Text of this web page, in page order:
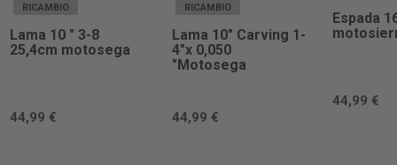
RICAMBIO
Lama 10 " 3-8
25,4cm motosega
44,99 €
RICAMBIO
Lama 10" Carving 1-
4"x 0,050
"Motosega
44,99 €
Espada
44,99 €